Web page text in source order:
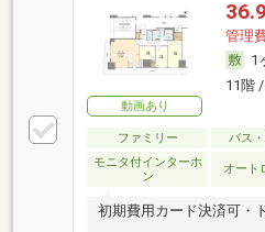
動画あり
管理
1
11階
ファミリー バス
モニタ付インターホ
ン
オート
初期費用カード決済可・